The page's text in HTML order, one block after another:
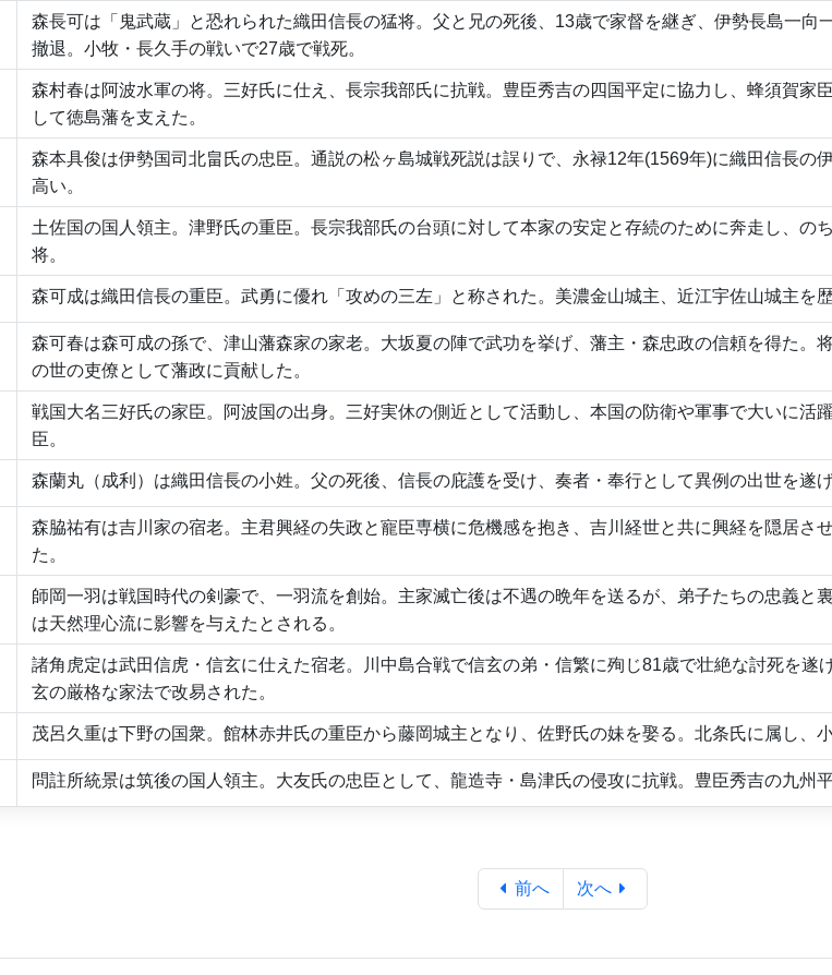
森長可は「鬼武蔵」と恐れられた織田信長の猛将。父と兄の死後、13歳で家督を継ぎ、伊勢長島一
撤退。小牧・長久手の戦いで27歳で戦死。
森村春は阿波水軍の将。三好氏に仕え、長宗我部氏に抗戦。豊臣秀吉の四国平定に協力し、蜂須賀家
して徳島藩を支えた。
森本具俊は伊勢国司北畠氏の忠臣。通説の松ヶ島城戦死説は誤りで、永禄12年(1569年)に織田信長の
高い。
土佐国の国人領主。津野氏の重臣。長宗我部氏の台頭に対して本家の安定と存続のために奔走し、の
将。
森可成は織田信長の重臣。武勇に優れ「攻めの三左」と称された。美濃金山城主、近江宇佐山城主を
森可春は森可成の孫で、津山藩森家の家老。大坂夏の陣で武功を挙げ、藩主・森忠政の信頼を得た。
の世の吏僚として藩政に貢献した。
戦国大名三好氏の家臣。阿波国の出身。三好実休の側近として活動し、本国の防衛や軍事で大いに活
臣。
森蘭丸（成利）は織田信長の小姓。父の死後、信長の庇護を受け、奏者・奉行として異例の出世を遂
森脇祐有は吉川家の宿老。主君興経の失政と寵臣専横に危機感を抱き、吉川経世と共に興経を隠居さ
た。
師岡一羽は戦国時代の剣豪で、一羽流を創始。主家滅亡後は不遇の晩年を送るが、弟子たちの忠義と
は天然理心流に影響を与えたとされる。
諸角虎定は武田信虎・信玄に仕えた宿老。川中島合戦で信玄の弟・信繁に殉じ81歳で壮絶な討死を
玄の厳格な家法で改易された。
茂呂久重は下野の国衆。館林赤井氏の重臣から藤岡城主となり、佐野氏の妹を娶る。北条氏に属し、
問註所統景は筑後の国人領主。大友氏の忠臣として、龍造寺・島津氏の侵攻に抗戦。豊臣秀吉の九州
前へ 次へ